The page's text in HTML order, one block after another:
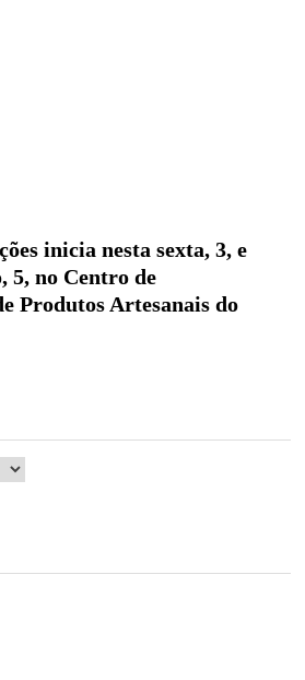
inicia nesta sexta, 3, e
5, no Centro de
Produtos Artesanais do